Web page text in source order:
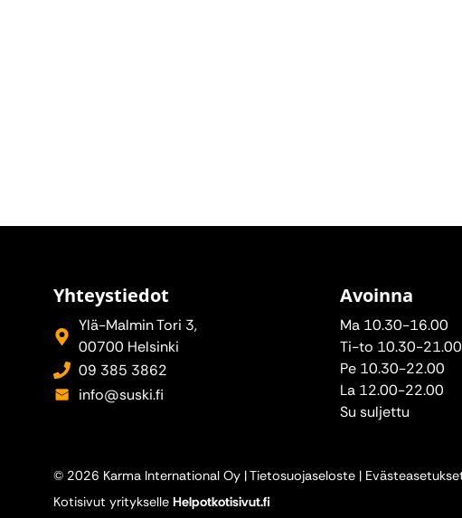
Yhteystiedot
Ylä-Malmin Tori 3,
00700 Helsinki
09 385 3862
info@suski.fi
Avoinna
Ma 10.30-16.00
Ti-to 10.30-21.00
Pe 10.30-22.00
La 12.00-22.00
Su suljettu
© 2026 Karma International Oy |Tietosuojaseloste |
Kotisivut yritykselle Helpotkotisivut.fi